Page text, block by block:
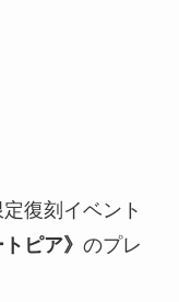
復刻イベント
ピア》 のプレ